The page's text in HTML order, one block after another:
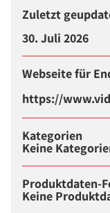
Zuletzt
30. Juli 2026
Webseite für
https://
Kategorien
Keine
Produktdaten-
Keine